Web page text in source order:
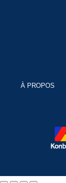
À PROPOS